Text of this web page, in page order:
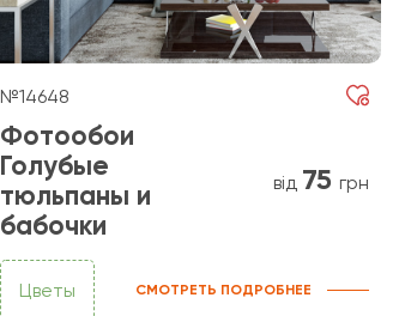
№14648
Фотообои
Голубые
тюльпаны и
бабочки
від 75 грн
Цветы СМОТРЕТЬ ПОДРОБНЕЕ